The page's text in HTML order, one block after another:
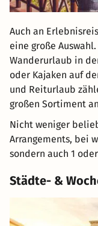
Auch an
eine große
Wanderurlaub in
oder Kajaken auf
und Reiturlaub
großen Sortiment an
Nicht weniger
Arrangements, bei
sondern auch 1
Städte- &